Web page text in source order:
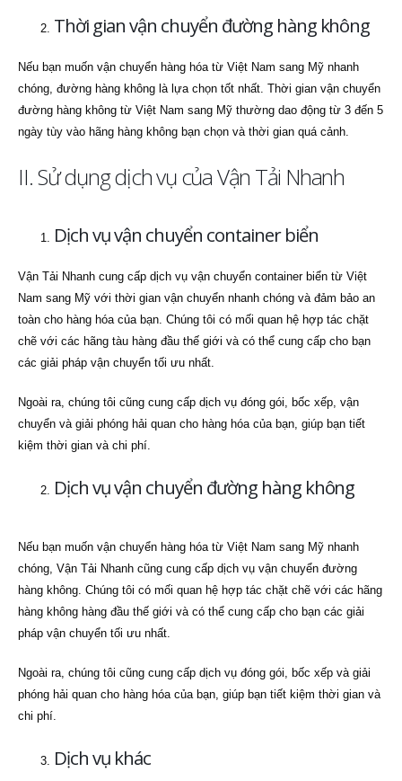
Thời gian vận chuyển đường hàng không
Nếu bạn muốn vận chuyển hàng hóa từ Việt Nam sang Mỹ nhanh
chóng, đường hàng không là lựa chọn tốt nhất. Thời gian vận chuyển
đường hàng không từ Việt Nam sang Mỹ thường dao động từ 3 đến 5
ngày tùy vào hãng hàng không bạn chọn và thời gian quá cảnh.
II. Sử dụng dịch vụ của Vận Tải Nhanh
Dịch vụ vận chuyển container biển
Vận Tải Nhanh cung cấp dịch vụ vận chuyển container biển từ Việt
Nam sang Mỹ với thời gian vận chuyển nhanh chóng và đảm bảo an
toàn cho hàng hóa của bạn. Chúng tôi có mối quan hệ hợp tác chặt
chẽ với các hãng tàu hàng đầu thế giới và có thể cung cấp cho bạn
các giải pháp vận chuyển tối ưu nhất.
Ngoài ra, chúng tôi cũng cung cấp dịch vụ đóng gói, bốc xếp, vận
chuyển và giải phóng hải quan cho hàng hóa của bạn, giúp bạn tiết
kiệm thời gian và chi phí.
Dịch vụ vận chuyển đường hàng không
Nếu bạn muốn vận chuyển hàng hóa từ Việt Nam sang Mỹ nhanh
chóng, Vận Tải Nhanh cũng cung cấp dịch vụ vận chuyển đường
hàng không. Chúng tôi có mối quan hệ hợp tác chặt chẽ với các hãng
hàng không hàng đầu thế giới và có thể cung cấp cho bạn các giải
pháp vận chuyển tối ưu nhất.
Ngoài ra, chúng tôi cũng cung cấp dịch vụ đóng gói, bốc xếp và giải
phóng hải quan cho hàng hóa của bạn, giúp bạn tiết kiệm thời gian và
chi phí.
Dịch vụ khác